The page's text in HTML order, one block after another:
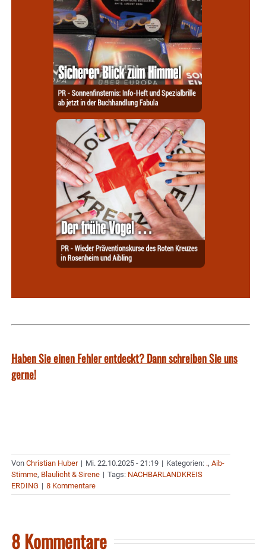
Haben Sie einen Fehler entdeckt? Dann schreiben Sie uns
gerne!
Von Christian Huber | Mi. 22.10.2025 - 21:19 | Kategorien: ., Aib-
Stimme, Blaulicht & Sirene | Tags: NACHBARLANDKREIS
ERDING | 8 Kommentare
8 Kommentare